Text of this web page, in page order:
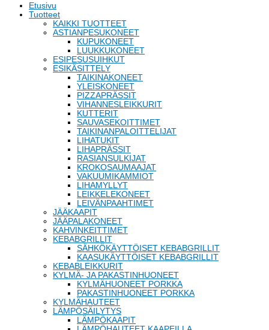
Etusivu
Tuotteet
KAIKKI TUOTTEET
ASTIANPESUKONEET
KUPUKONEET
LUUKKUKONEET
ESIPESUSUIHKUT
ESIKÄSITTELY
TAIKINAKONEET
YLEISKONEET
PIZZAPRÄSSIT
VIHANNESLEIKKURIT
KUTTERIT
SAUVASEKOITTIMET
TAIKINANPALOITTELIJAT
LIHATUKIT
LIHAPRÄSSIT
RASIANSULKIJAT
KROKOSAUMAAJAT
VAKUUMIKAMMIOT
LIHAMYLLYT
LEIKKELEKONEET
LEIVÄNPAAHTIMET
JÄÄKAAPIT
JÄÄPALAKONEET
KAHVINKEITTIMET
KEBABGRILLIT
SÄHKÖKÄYTTÖISET KEBABGRILLIT
KAASUKÄYTTÖISET KEBABGRILLIT
KEBABLEIKKURIT
KYLMÄ- JA PAKASTINHUONEET
KYLMÄHUONEET PORKKA
PAKASTINHUONEET PORKKA
KYLMÄHAUTEET
LÄMPÖSÄILYTYS
LÄMPÖKAAPIT